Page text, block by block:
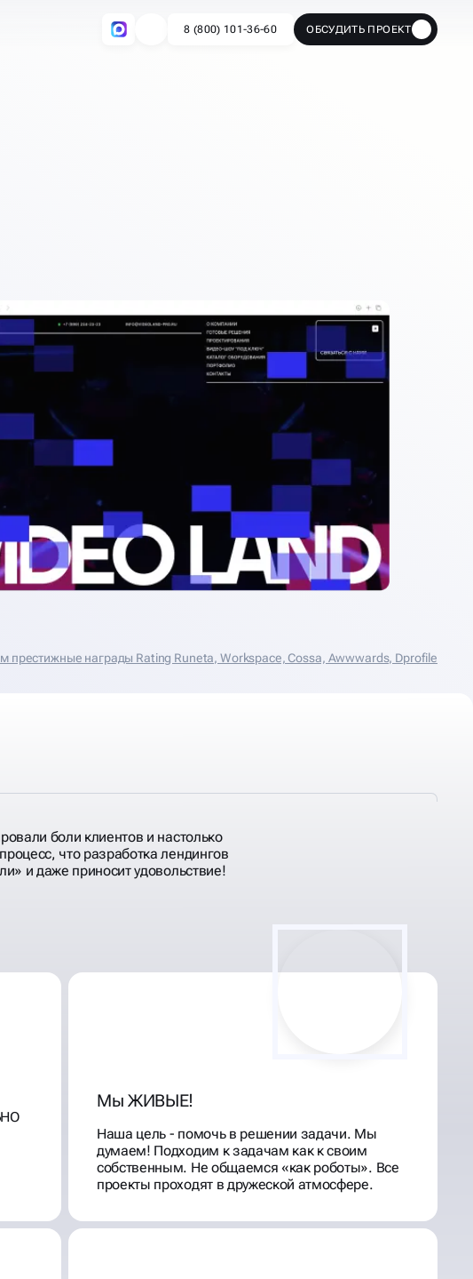
8 (800) 101-36-60 ОБСУДИТЬ ПРОЕКТ
престижные награды Rating Runeta, Workspace, Cossa, Аwwwards, Dprofile
боли клиентов и настолько
что разработка лендингов
и даже приносит удовольствие!
Мы ЖИВЫЕ!
Наша цель - помочь в решении задачи. Мы
думаем! Подходим к задачам как к своим
собственным. Не общаемся «как роботы». Все
проекты проходят в дружеской атмосфере.